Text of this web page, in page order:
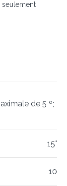
seulement
de 5 º;
15°
10